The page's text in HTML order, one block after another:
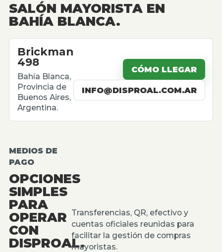
SALÓN MAYORISTA EN
BAHÍA BLANCA.
Brickman
498
Bahía Blanca,
Provincia de
Buenos Aires,
Argentina.
CÓMO LLEGAR
INFO@DISPROAL.COM.AR
MEDIOS DE
PAGO
OPCIONES
SIMPLES
PARA
OPERAR
CON
DISPROAL.
Transferencias, QR, efectivo y
cuentas oficiales reunidas para
facilitar la gestión de compras
mayoristas.